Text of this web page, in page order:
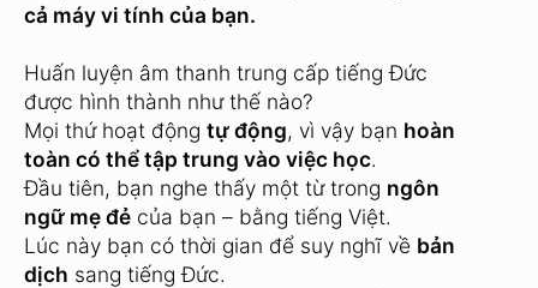
cả máy vi tính của bạn.
Huấn luyện âm thanh trung cấp tiếng Đức
được hình thành như thế nào?
Mọi thứ hoạt động tự động, vì vậy bạn hoàn
toàn có thể tập trung vào việc học.
Đầu tiên, bạn nghe thấy một từ trong ngôn
ngữ mẹ đẻ của bạn – bằng tiếng Việt.
Lúc này bạn có thời gian để suy nghĩ về bản
dịch sang tiếng Đức.